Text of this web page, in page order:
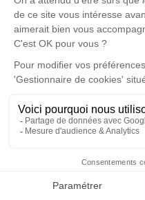
Faire-part
jeudi 25
Église Saint Jean
Rue de Sauron